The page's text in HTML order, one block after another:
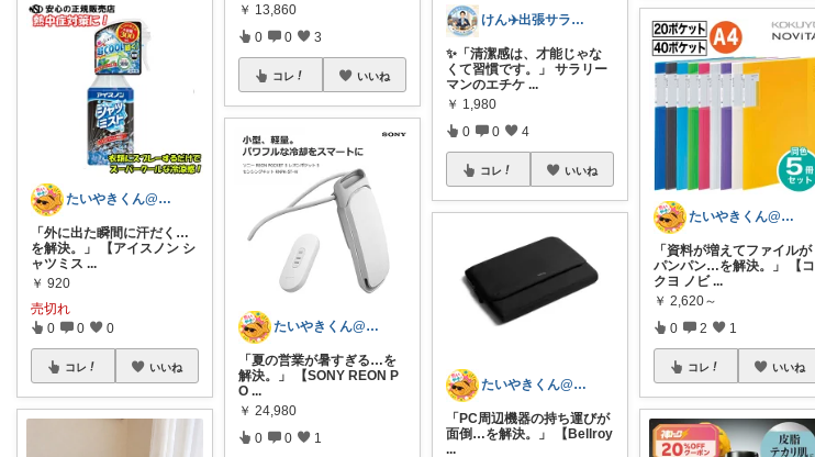
たいやきくん@経由購入感謝です😊
「外に出た瞬間に汗だく…
を解決。」 【アイスノン シ
ャツミス ...
￥ 920
売切れ
0 0 0
コレ いいね
￥ 13,860
0 0 3
コレ いいね
たいやきくん@経由購入感謝です😊
「夏の営業が暑すぎる…を
解決。」 【SONY REON P
O ...
￥ 24,980
0 0 1
けん✈️出張サラリーマンの買ってよかった
✨「清潔感は、才能じゃな
くて習慣です。」 サラリー
マンのエチケ ...
￥ 1,980
0 0 4
コレ いいね
たいやきくん@経由購入感謝です😊
「PC周辺機器の持ち運びが
面倒…を解決。」 【Bellroy
...
たいやきくん@経由購入感謝です😊
「資料が増えてファイルが
パンパン…を解決。」 【コ
クヨ ノビ ...
￥ 2,620～
0 2 1
コレ いいね